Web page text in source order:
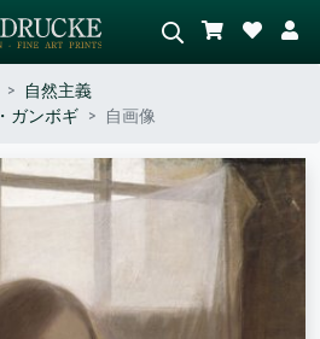
検索
北
シーンを説明してください – 例：
緑の草原、赤の多い抽象画、暗い
油絵、木のそばの立ち姿のヌー
自然主義
ガンボギ
自画像